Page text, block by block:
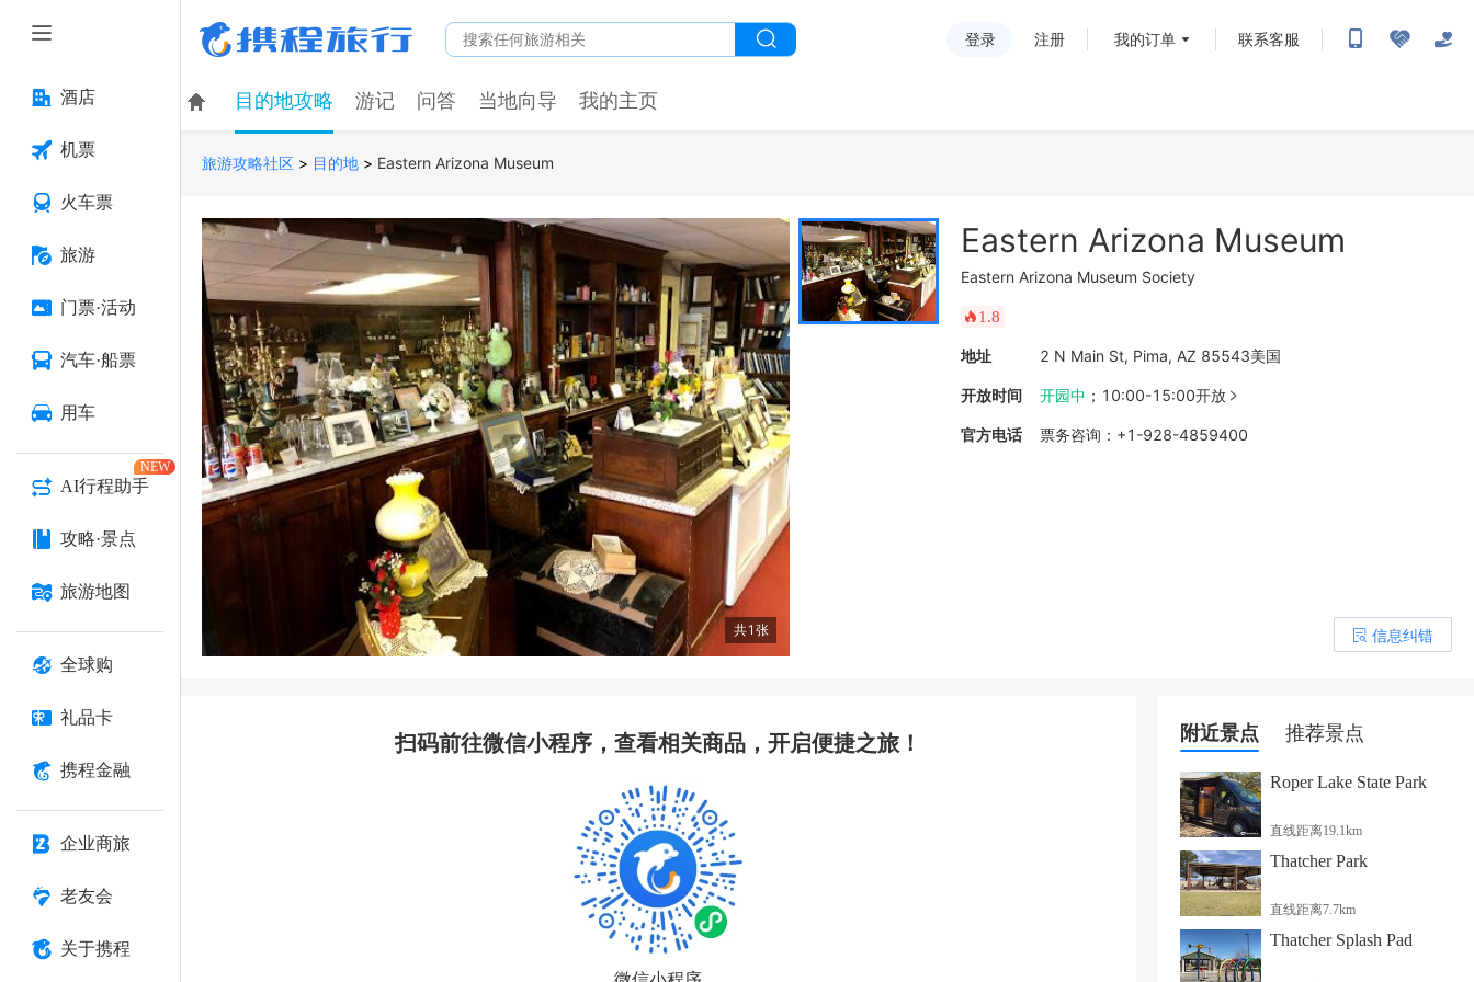
酒店
机票
火车票
旅游
门票·活动
汽车·船票
用车
AI行程助手
NEW
攻略·景点
旅游地图
全球购
礼品卡
携程金融
企业商旅
老友会
关于携程
登录 注册 我的订单 联系客服
目的地攻略 游记 问答 当地向导 我的主页
旅游攻略社区 > 目的地 > Eastern Arizona Museum
共1 张
Eastern Arizona Museum
Eastern Arizona Museum Society
󰺂 1.8
地址 2 N Main St, Pima, AZ 85543美国
开放时间 开园中 ； 10:00-15:00开放 
官方电话 票务咨询 ： +1-928-4859400
󰎒 信息纠错
扫码前往微信小程序，查看相关商品，开启便捷之旅！ 附近景点 推荐景点
Roper Lake State Park
直线距离19.1km
Thatcher Park
直线距离7.7km
Thatcher Splash Pad